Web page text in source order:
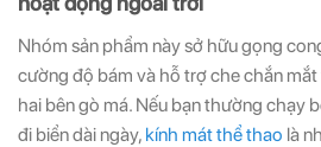
Nhóm sản phẩm này sở hữu gọng
cường độ bám và hỗ trợ che chắn
hai bên gò má. Nếu bạn thường chạy
đi biển dài ngày, kính mát thể thao là